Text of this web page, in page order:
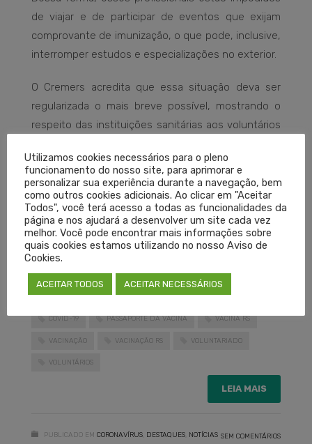
de viajar e de participar de eventos que exijam
comprovante de imunização, o que pode, inclusive,
interromper estudos e especializações no exterior.
O Cremers acredita que essa situação deva ser
regularizada o mais breve possível, mostrando o
respeito das instituições sanitárias aos voluntários
Porto Alegre, 3 de outubro de 2021.
Dr. Carlos Isaia Filho
Presidente do Cremers
CARTEIRA DE VACINAÇÃO COMPROVANTE DE VACINAÇÃO
CONECTE SUS CONECTESUS COVID RS
COVID-19 PASSAPORTE DA VACINA VACINA RS
VACINAÇÃO VACINAÇÃO RS VOLUNTARIADO
VOLUNTÁRIOS
LEIA MAIS
PUBLICADO EM CORONAVÍRUS DESTAQUES NOTÍCIAS SEM COMENTÁRIOS
Utilizamos cookies necessários para o pleno
funcionamento do nosso site, para aprimorar e
personalizar sua experiência durante a navegação, bem
como outros cookies adicionais. Ao clicar em "Aceitar
Todos", você terá acesso a todas as funcionalidades da
página e nos ajudará a desenvolver um site cada vez
melhor. Você pode encontrar mais informações sobre
quais cookies estamos utilizando no nosso Aviso de
Cookies.
ACEITAR TODOS ACEITAR NECESSÁRIOS